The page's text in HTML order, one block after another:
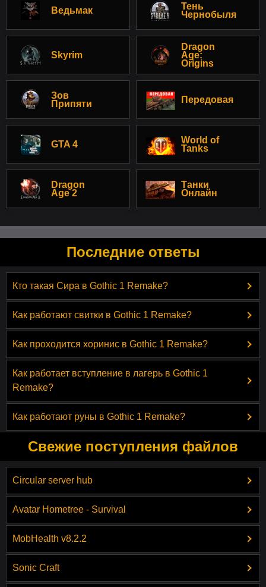
Ведьмак
Тень
Чернобыля
Skyrim
Dragon
Age:
Origins
Зов
Припяти
Передовая
GTA 4
World of
Tanks
Dragon
Age 2
Танки
Онлайн
Последние ответы
Кто такая Сира в Gothic 1 Remake?
Как работают свитки в Gothic 1 Remake?
Как проходится хоринис в Gothic 1 Remake?
Как работает вступление в лагерь в Gothic 1
Remake?
Как работают руны в Gothic 1 Remake?
Свежие поступления файлов
Circular server hub
Avatar Hometree - Survival
MobHealth v8.2.2
Sonic Craft